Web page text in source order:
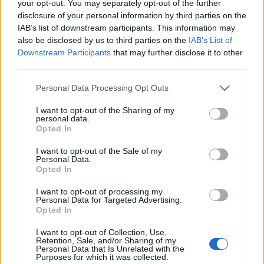
your opt-out. You may separately opt-out of the further
disclosure of your personal information by third parties on the
IAB’s list of downstream participants. This information may
also be disclosed by us to third parties on the IAB’s List of
Downstream Participants that may further disclose it to other
Personal Data Processing Opt Outs
I want to opt-out of the Sharing of my
personal data.
Opted In
I want to opt-out of the Sale of my
Personal Data.
Opted In
I want to opt-out of processing my
Personal Data for Targeted Advertising.
Opted In
I want to opt-out of Collection, Use,
Retention, Sale, and/or Sharing of my
Personal Data that Is Unrelated with the
Purposes for which it was collected.
itsetunto ja huono muisti. Kuvat käsitellään niin huonosti, että
tyhminkin näkee, että filttereitä käytetty suuressa määrin.
Säälittävä
4 Vastaa
Sandy
1 vuosi sitten
Hänellä ei näytä enää olevan muuta näyteltävää kuin nuo
varpaansa joka kuvassa. Mitä noissa muka on jotakin niin
erikoista. Kunhan muijalla on aiheet loppuneet niin pitää nyt
varpaitaan esitellä. No samahan se miten sen järkensä menettää.
Vastaa